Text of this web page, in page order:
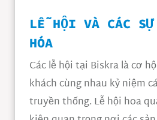
LỄ HỘI VÀ CÁC
HÓA
Các lễ hội tại Biskra là cơ
khách cùng nhau kỷ niệm
truyền thống. Lễ hội hoa